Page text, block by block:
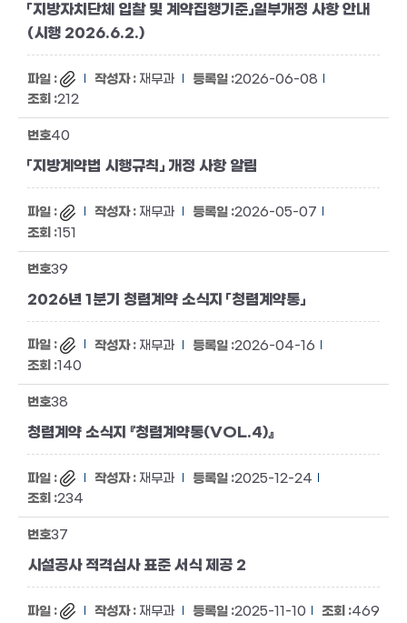
「지방자치단체 입찰 및 계약집행기준」일부개정 사항 안내
(시행 2026.6.2.)
재무과
2026-06-08
212
40
「지방계약법 시행규칙」 개정 사항 알림
재무과
2026-05-07
151
39
2026년 1분기 청렴계약 소식지 「청렴계약통」
재무과
2026-04-16
140
38
청렴계약 소식지 『청렴계약통(VOL.4)』
재무과
2025-12-24
234
37
시설공사 적격심사 표준 서식 제공 2
재무과 2025-11-10 469